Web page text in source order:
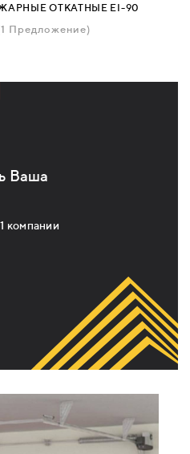
ОТКАТНЫЕ EI-90
Предложение)
Ваша
компании